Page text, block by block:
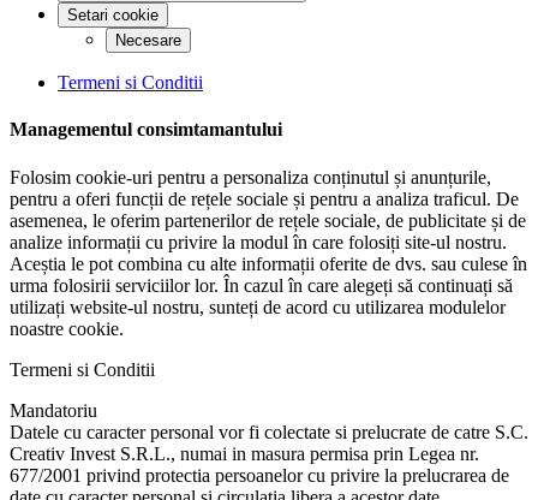
Setari cookie
Necesare
Termeni si Conditii
Managementul consimtamantului
Folosim cookie-uri pentru a personaliza conținutul și anunțurile,
pentru a oferi funcții de rețele sociale și pentru a analiza traficul. De
asemenea, le oferim partenerilor de rețele sociale, de publicitate și de
analize informații cu privire la modul în care folosiți site-ul nostru.
Aceștia le pot combina cu alte informații oferite de dvs. sau culese în
urma folosirii serviciilor lor. În cazul în care alegeți să continuați să
utilizați website-ul nostru, sunteți de acord cu utilizarea modulelor
noastre cookie.
Termeni si Conditii
Mandatoriu
Datele cu caracter personal vor fi colectate si prelucrate de catre S.C.
Creativ Invest S.R.L., numai in masura permisa prin Legea nr.
677/2001 privind protectia persoanelor cu privire la prelucrarea de